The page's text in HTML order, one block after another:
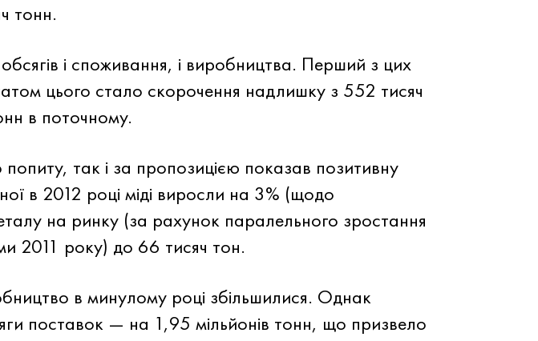
тонн.
і споживання, і виробництва. Перший з цих
цього стало скорочення надлишку з 552 тисяч
в поточному.
так і за пропозицією показав позитивну
в 2012 році міді виросли на 3% (щодо
на ринку (за рахунок паралельного зростання
2011 року) до 66 тисяч тон.
в минулому році збільшилися. Однак
поставок — на 1,95 мільйонів тонн, що призвело